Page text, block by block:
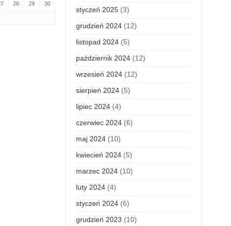
28 29 30
styczeń 2025(3)
grudzień 2024(12)
listopad 2024(5)
październik 2024(12)
wrzesień 2024(12)
sierpień 2024(5)
lipiec 2024(4)
czerwiec 2024(6)
maj 2024(10)
kwiecień 2024(5)
marzec 2024(10)
luty 2024(4)
styczeń 2024(6)
grudzień 2023 (10)